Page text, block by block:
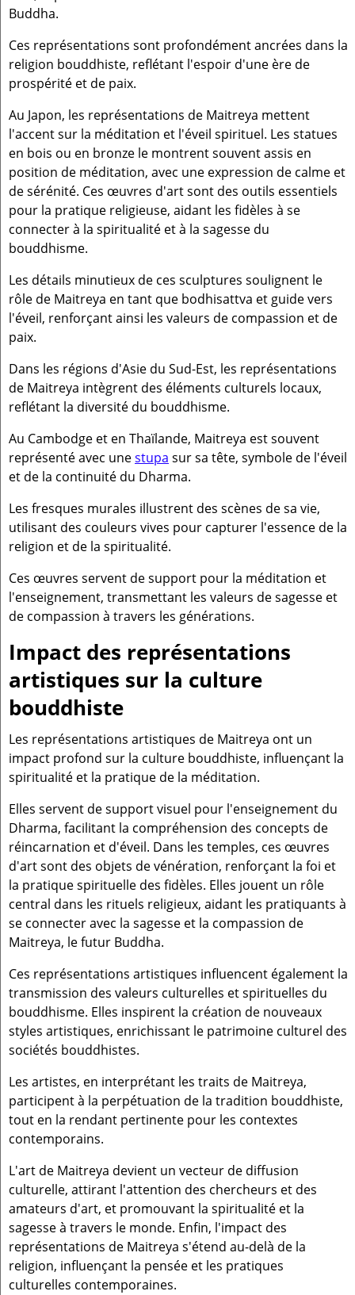
Buddha.
Ces représentations sont profondément ancrées dans la
religion bouddhiste, reflétant l'espoir d'une ère de
prospérité et de paix.
Au Japon, les représentations de Maitreya mettent
l'accent sur la méditation et l'éveil spirituel. Les statues
en bois ou en bronze le montrent souvent assis en
position de méditation, avec une expression de calme et
de sérénité. Ces œuvres d'art sont des outils essentiels
pour la pratique religieuse, aidant les fidèles à se
connecter à la spiritualité et à la sagesse du
bouddhisme.
Les détails minutieux de ces sculptures soulignent le
rôle de Maitreya en tant que bodhisattva et guide vers
l'éveil, renforçant ainsi les valeurs de compassion et de
paix.
Dans les régions d'Asie du Sud-Est, les représentations
de Maitreya intègrent des éléments culturels locaux,
reflétant la diversité du bouddhisme.
Au Cambodge et en Thaïlande, Maitreya est souvent
représenté avec unestupa sur sa tête, symbole de l'éveil
et de la continuité du Dharma.
Les fresques murales illustrent des scènes de sa vie,
utilisant des couleurs vives pour capturer l'essence de la
religion et de la spiritualité.
Ces œuvres servent de support pour la méditation et
l'enseignement, transmettant les valeurs de sagesse et
de compassion à travers les générations.
Impact des représentations
artistiques sur la culture
bouddhiste
Les représentations artistiques de Maitreya ont un
impact profond sur la culture bouddhiste, influençant la
spiritualité et la pratique de la méditation.
Elles servent de support visuel pour l'enseignement du
Dharma, facilitant la compréhension des concepts de
réincarnation et d'éveil. Dans les temples, ces œuvres
d'art sont des objets de vénération, renforçant la foi et
la pratique spirituelle des fidèles. Elles jouent un rôle
central dans les rituels religieux, aidant les pratiquants à
se connecter avec la sagesse et la compassion de
Maitreya, le futur Buddha.
Ces représentations artistiques influencent également la
transmission des valeurs culturelles et spirituelles du
bouddhisme. Elles inspirent la création de nouveaux
styles artistiques, enrichissant le patrimoine culturel des
sociétés bouddhistes.
Les artistes, en interprétant les traits de Maitreya,
participent à la perpétuation de la tradition bouddhiste,
tout en la rendant pertinente pour les contextes
contemporains.
L'art de Maitreya devient un vecteur de diffusion
culturelle, attirant l'attention des chercheurs et des
amateurs d'art, et promouvant la spiritualité et la
sagesse à travers le monde. Enfin, l'impact des
représentations de Maitreya s'étend au-delà de la
religion, influençant la pensée et les pratiques
culturelles contemporaines.